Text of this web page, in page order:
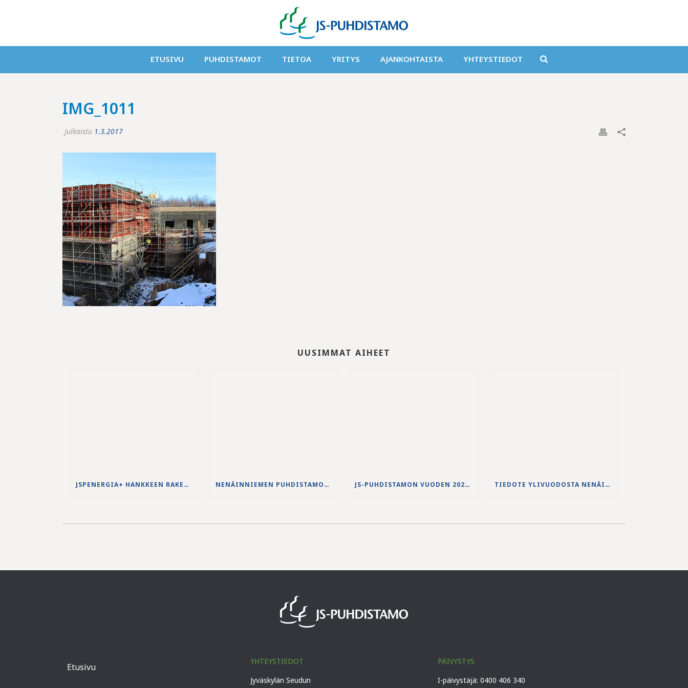
ETUSIVU PUHDISTAMOT TIETOA YRITYS AJANKOHTAISTA YHTEYSTIEDOT
IMG_1011
Julkaistu 1.3.2017
UUSIMMAT AIHEET
JSPENERGIA+ HANKKEEN RAKENNUSTYÖT KÄYNNISTYVÄT LOUHINTATÖILLÄ NENÄINNIEMEN PUHDISTAMON YLIVUODON 27.-28.5.2026 VESISTÖVAIKUTUKSET JS-PUHDISTAMON VUODEN 2025 VUOSIKERTOMUS ON JULKAISTU TIEDOTE YLIVUODOSTA NENÄINNIEMEN JÄTEVEDENPUHDISTAMOLLA
Etusivu
YHTEYSTIEDOT
Jyväskylän Seudun
PÄIVYSTYS
I-päivystäjä: 0400 406 340